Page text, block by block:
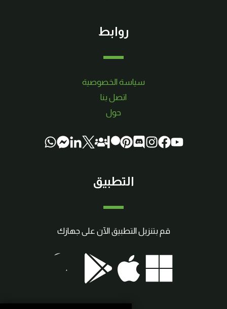
روابط
سياسة الخصوصية
اتصل بنا
حول
التطبيق
قم بتنزيل التطبيق الآن على جهازك